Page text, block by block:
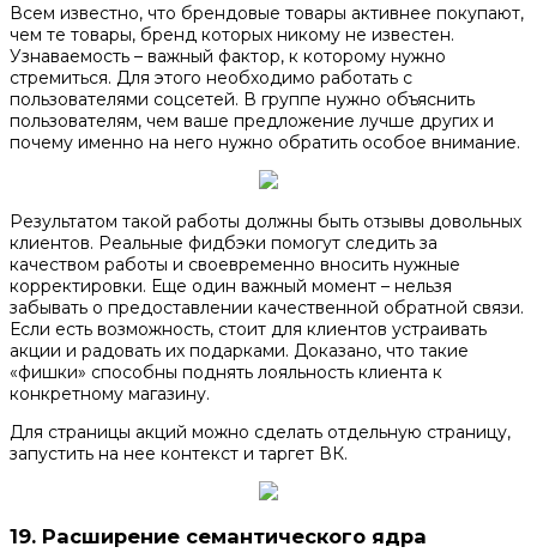
Всем известно, что брендовые товары активнее покупают,
чем те товары, бренд которых никому не известен.
Узнаваемость – важный фактор, к которому нужно
стремиться. Для этого необходимо работать с
пользователями соцсетей. В группе нужно объяснить
пользователям, чем ваше предложение лучше других и
почему именно на него нужно обратить особое внимание.
Результатом такой работы должны быть отзывы довольных
клиентов. Реальные фидбэки помогут следить за
качеством работы и своевременно вносить нужные
корректировки. Еще один важный момент – нельзя
забывать о предоставлении качественной обратной связи.
Если есть возможность, стоит для клиентов устраивать
акции и радовать их подарками. Доказано, что такие
«фишки» способны поднять лояльность клиента к
конкретному магазину.
Для страницы акций можно сделать отдельную страницу,
запустить на нее контекст и таргет ВК.
19. Расширение семантического ядра